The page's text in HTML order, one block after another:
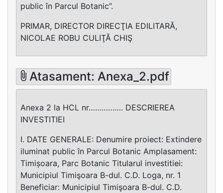
public în Parcul Botanic”.
PRIMAR, DIRECTOR DIRECŢIA EDILITARĂ,
NICOLAE ROBU CULIŢĂ CHIŞ
Atasament: Anexa_2.pdf
Anexa 2 la HCL nr……………. DESCRIEREA
INVESTITIEI
I. DATE GENERALE: Denumire proiect: Extindere
iluminat public în Parcul Botanic Amplasament:
Timișoara, Parc Botanic Titularul investitiei:
Municipiul Timişoara B-dul. C.D. Loga, nr. 1
Beneficiar: Municipiul Timişoara B-dul. C.D.